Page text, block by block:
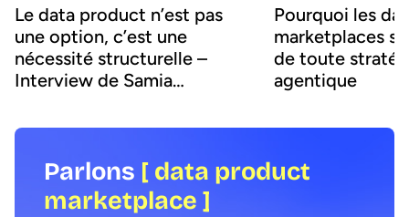
Le data product n’est pas
une option, c’est une
nécessité structurelle –
Interview de Samia
Pourquoi les
marketplaces
de toute
agentique
Parlons [ data product
marketplace ]